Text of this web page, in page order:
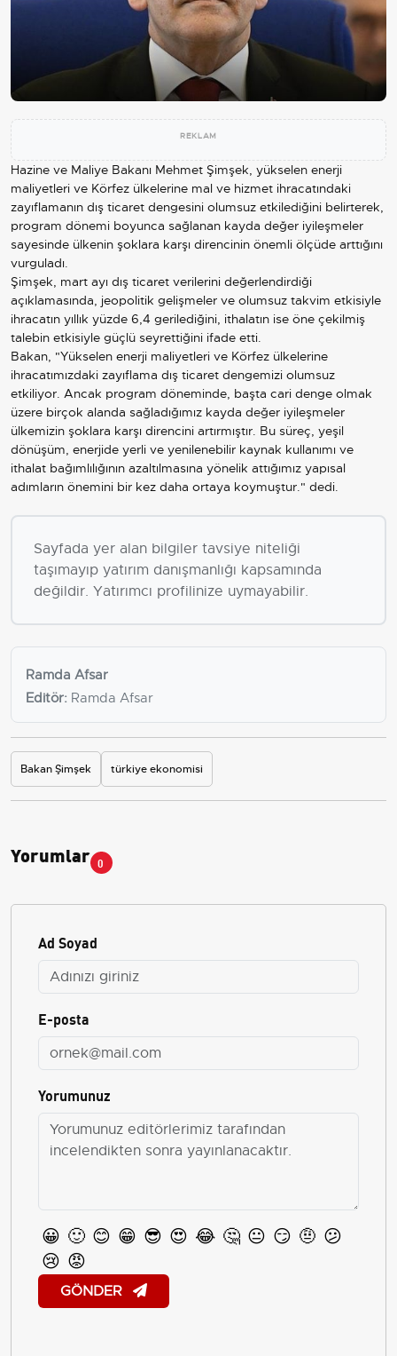
REKLAM
Hazine ve Maliye Bakanı Mehmet Şimşek, yükselen enerji
maliyetleri ve Körfez ülkelerine mal ve hizmet ihracatındaki
zayıflamanın dış ticaret dengesini olumsuz etkilediğini belirterek,
program dönemi boyunca sağlanan kayda değer iyileşmeler
sayesinde ülkenin şoklara karşı direncinin önemli ölçüde arttığını
vurguladı.
Şimşek, mart ayı dış ticaret verilerini değerlendirdiği
açıklamasında, jeopolitik gelişmeler ve olumsuz takvim etkisiyle
ihracatın yıllık yüzde 6,4 gerilediğini, ithalatın ise öne çekilmiş
talebin etkisiyle güçlü seyrettiğini ifade etti.
Bakan, "Yükselen enerji maliyetleri ve Körfez ülkelerine
ihracatımızdaki zayıflama dış ticaret dengemizi olumsuz
etkiliyor. Ancak program döneminde, başta cari denge olmak
üzere birçok alanda sağladığımız kayda değer iyileşmeler
ülkemizin şoklara karşı direncini artırmıştır. Bu süreç, yeşil
dönüşüm, enerjide yerli ve yenilenebilir kaynak kullanımı ve
ithalat bağımlılığının azaltılmasına yönelik attığımız yapısal
adımların önemini bir kez daha ortaya koymuştur." dedi.
Sayfada yer alan bilgiler tavsiye niteliği
taşımayıp yatırım danışmanlığı kapsamında
değildir. Yatırımcı profilinize uymayabilir.
Ramda Afsar
Editör: Ramda Afsar
Bakan Şimşek türkiye ekonomisi
Yorumlar 0
Ad Soyad
E-posta
Yorumunuz
😀 🙂 😊 😁 😎 😍 😂 🤔 😐 😏 🤨 😕
😢 😡
GÖNDER